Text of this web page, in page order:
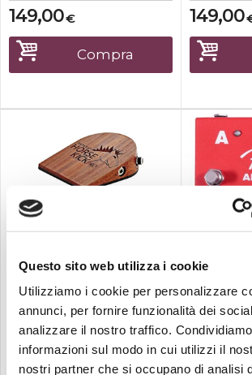
Questo sito web utilizza i cookie
Utilizziamo i cookie per personalizzare
annunci, per fornire funzionalità dei
analizzare il nostro traffico.
informazioni sul modo in cui utilizzi il
nostri partner che si occupano di analisi
suoi pedali ottava "Pure" e
"Purer", ma l'ultima offerta
dell'azienda, il Tender
Octaver X2, mira a portare le
capaci...
€
149,00
Compra
99
di una
integrata
ritmici e
questo
149,00
Ortega horse kick pro
I pedali digitali HORSE KICK
V2 e HORSE KICK PRO di
Ortega Guitars sono ottimi
cantanti, cantautori e artisti
di strada che desiderano
Fender
Il
con
consente
due